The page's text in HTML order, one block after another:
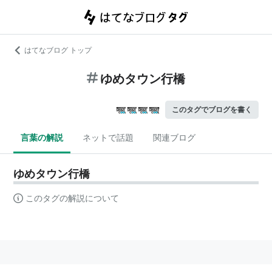
はてなブログ トップ
ゆめタウン行橋
このタグでブログを書く
言葉の解説 ネットで話題 関連ブログ
ゆめタウン行橋
このタグの解説について